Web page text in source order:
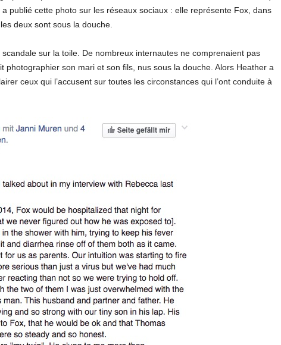
publié cette photo sur les réseaux sociaux : elle représente Fox, dans
deux sont sous la douche.
sur la toile. De nombreux internautes ne comprenaient pas
photographier son mari et son fils, nus sous la douche. Alors Heather a
ceux qui l’accusent sur toutes les circonstances qui l’ont conduite à